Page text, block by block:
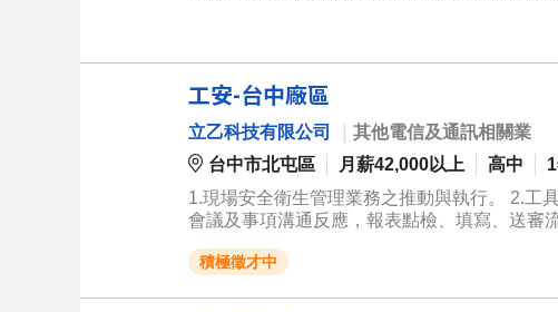
工安-台中廠區
立乙科技有限公司
其他電信及通訊相關業
台中市北屯區
月薪42,000以上 高中
1.現場安全衛生管理業務之推動與執行。 2.工
會議及事項溝通反應，報表點檢、填寫、送審
(報到前提供)。
積極徵才中